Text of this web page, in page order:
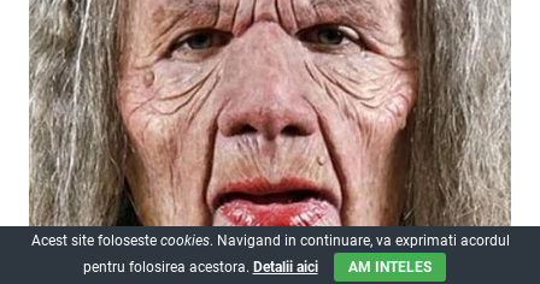
Acest site foloseste cookies. Navigand in continuare, va exprimati acordul
pentru folosirea acestora. Detalii aici AM INTELES